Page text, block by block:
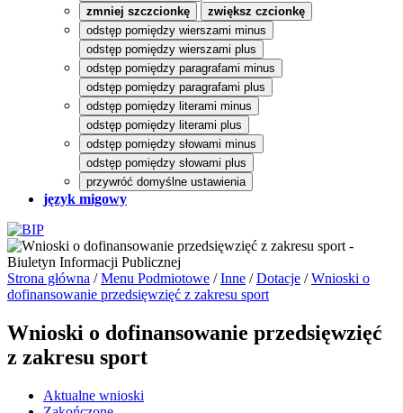
zmniej szczcionkę
zwiększ czcionkę
odstęp pomiędzy wierszami minus
odstęp pomiędzy wierszami plus
odstęp pomiędzy paragrafami minus
odstęp pomiędzy paragrafami plus
odstęp pomiędzy literami minus
odstęp pomiędzy literami plus
odstęp pomiędzy słowami minus
odstęp pomiędzy słowami plus
przywróć domyślne ustawienia
język migowy
Strona główna /Menu Podmiotowe /Inne /Dotacje /Wnioski o
dofinansowanie przedsięwzięć z zakresu sport
Wnioski o dofinansowanie przedsięwzięć
z zakresu sport
Aktualne wnioski